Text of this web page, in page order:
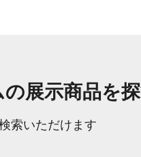
の展示商品を
索いただけます